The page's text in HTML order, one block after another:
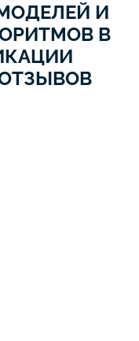
И
В